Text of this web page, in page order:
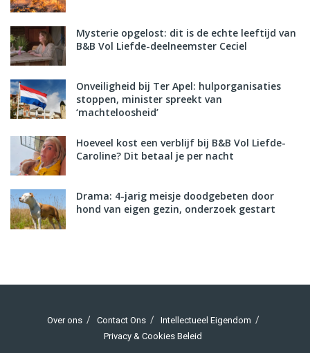
Mysterie opgelost: dit is de echte leeftijd van
B&B Vol Liefde-deelneemster Ceciel
Onveiligheid bij Ter Apel: hulporganisaties
stoppen, minister spreekt van
‘machteloosheid’
Hoeveel kost een verblijf bij B&B Vol Liefde-
Caroline? Dit betaal je per nacht
Drama: 4-jarig meisje doodgebeten door
hond van eigen gezin, onderzoek gestart
Over ons Contact Ons
Intellectueel Eigendom
Privacy & Cookies Beleid